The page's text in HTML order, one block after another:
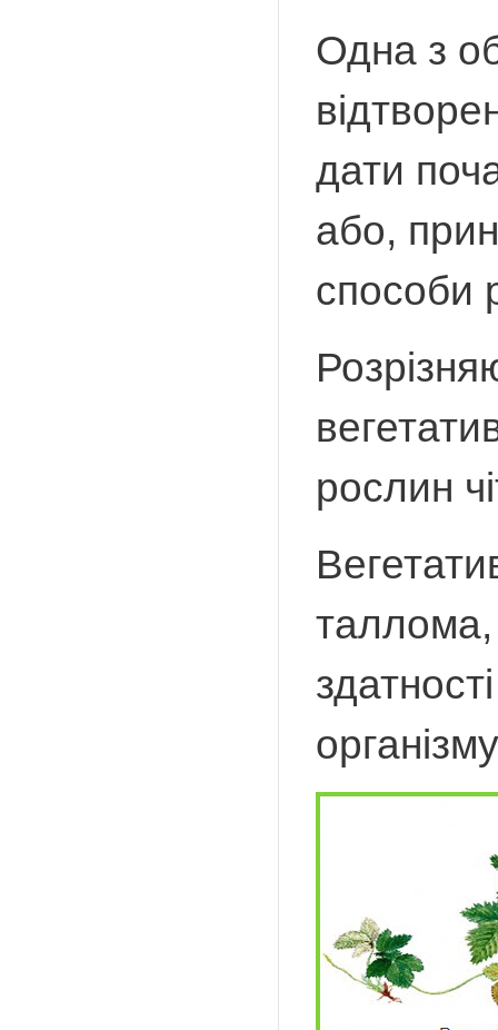
Одна з
дати
або,
способи
рослин
таллома,